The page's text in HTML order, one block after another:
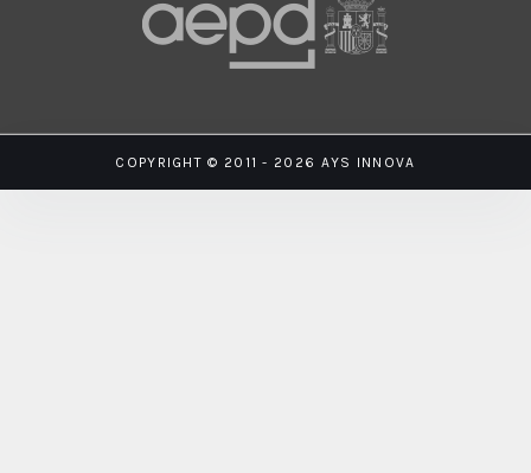
COPYRIGHT © 2011 - 2026 AYS INNOVA